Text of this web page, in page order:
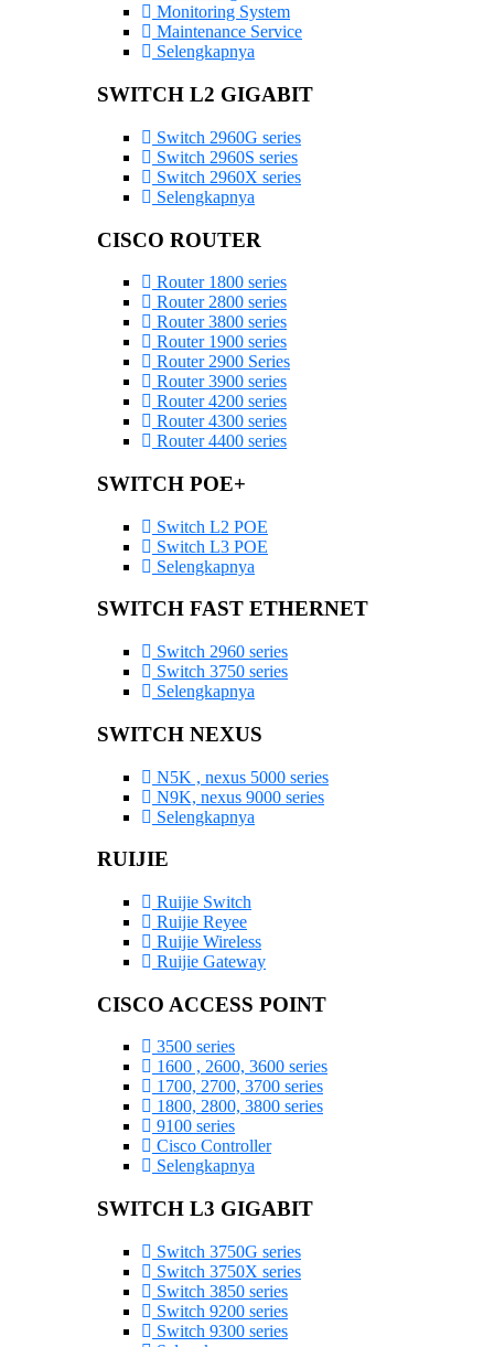
Monitoring System
Maintenance Service
Selengkapnya
SWITCH L2 GIGABIT
Switch 2960G series
Switch 2960S series
Switch 2960X series
Selengkapnya
CISCO ROUTER
Router 1800 series
Router 2800 series
Router 3800 series
Router 1900 series
Router 2900 Series
Router 3900 series
Router 4200 series
Router 4300 series
Router 4400 series
SWITCH POE+
Switch L2 POE
Switch L3 POE
Selengkapnya
SWITCH FAST ETHERNET
Switch 2960 series
Switch 3750 series
Selengkapnya
SWITCH NEXUS
N5K , nexus 5000 series
N9K, nexus 9000 series
Selengkapnya
RUIJIE
Ruijie Switch
Ruijie Reyee
Ruijie Wireless
Ruijie Gateway
CISCO ACCESS POINT
3500 series
1600 , 2600, 3600 series
1700, 2700, 3700 series
1800, 2800, 3800 series
9100 series
Cisco Controller
Selengkapnya
SWITCH L3 GIGABIT
Switch 3750G series
Switch 3750X series
Switch 3850 series
Switch 9200 series
Switch 9300 series